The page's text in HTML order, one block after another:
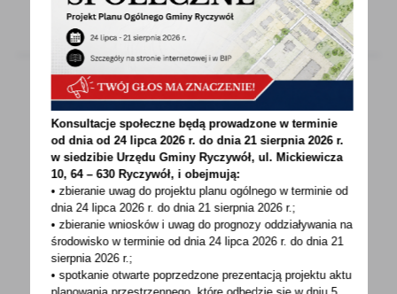
WIĘCEJ
15 - 07 - 2020
ZASIŁEK OPIEKUŃCZY DO 26 LIPCA
Od poniedziałku, 13 lipca, obowiązują przepisy,
które umożliwiają wypłatę dodatkowego
zasiłku...
WIĘCEJ
Konsultacje społeczne będą prowadzone w terminie
od dnia od 24 lipca 2026 r. do dnia 21 sierpnia 2026 r.
w siedzibie Urzędu Gminy Ryczywół, ul. Mickiewicza
10, 64 – 630 Ryczywół, i obejmują:
• zbieranie uwag do projektu planu ogólnego w terminie od
dnia 24 lipca 2026 r. do dnia 21 sierpnia 2026 r.;
• zbieranie wniosków i uwag do prognozy oddziaływania na
środowisko w terminie od dnia 24 lipca 2026 r. do dnia 21
sierpnia 2026 r.;
• spotkanie otwarte poprzedzone prezentacją projektu aktu